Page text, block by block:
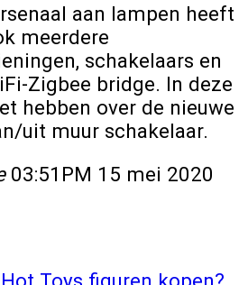
aan lampen heeft
meerdere
schakelaars en
Zigbee bridge. In deze
hebben over de nieuwe
uit muur schakelaar.
03:51PM 15 mei 2020